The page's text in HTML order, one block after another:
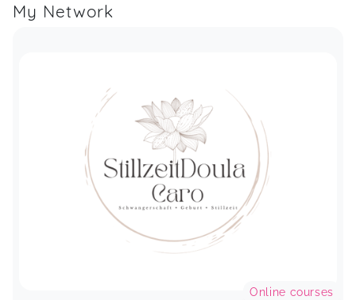
My Network
Online courses